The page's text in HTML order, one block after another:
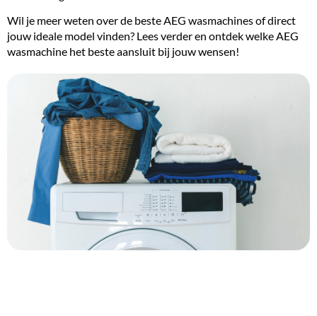
Wil je meer weten over de beste AEG wasmachines of direct
jouw ideale model vinden? Lees verder en ontdek welke AEG
wasmachine het beste aansluit bij jouw wensen!